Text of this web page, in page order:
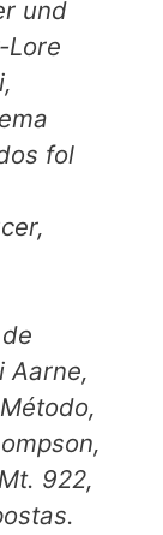
und
Lore
fol
Aarne,
Método,
922,